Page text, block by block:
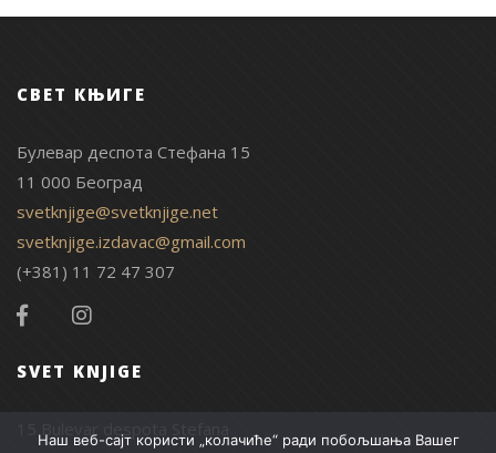
СВЕТ КЊИГЕ
Булевар деспота Стефана 15
11 000 Београд
svetknjige@svetknjige.net
svetknjige.izdavac@gmail.com
(+381) 11 72 47 307
SVET KNJIGE
15 Bulevar despota Stefana
Наш веб-сајт користи „колачиће“ ради побољшања Вашег